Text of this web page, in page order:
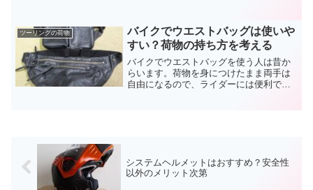
んが、ツーリングで観光する時の荷物の
扱いについて考えてみます。
ツーリングの荷物
バイクでウエストバッグは使いや
すい？荷物の持ち方を考える
バイクでウエストバッグを使う人は昔か
らいます。荷物を身につけたまま両手は
自由になるので、ライダーには便利です
システムヘルメットはおすすめ？安全性
以外のメリット次第